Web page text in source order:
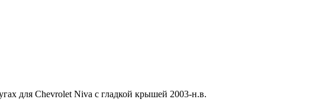
для Chevrolet Niva с гладкой крышей 2003-н.в.